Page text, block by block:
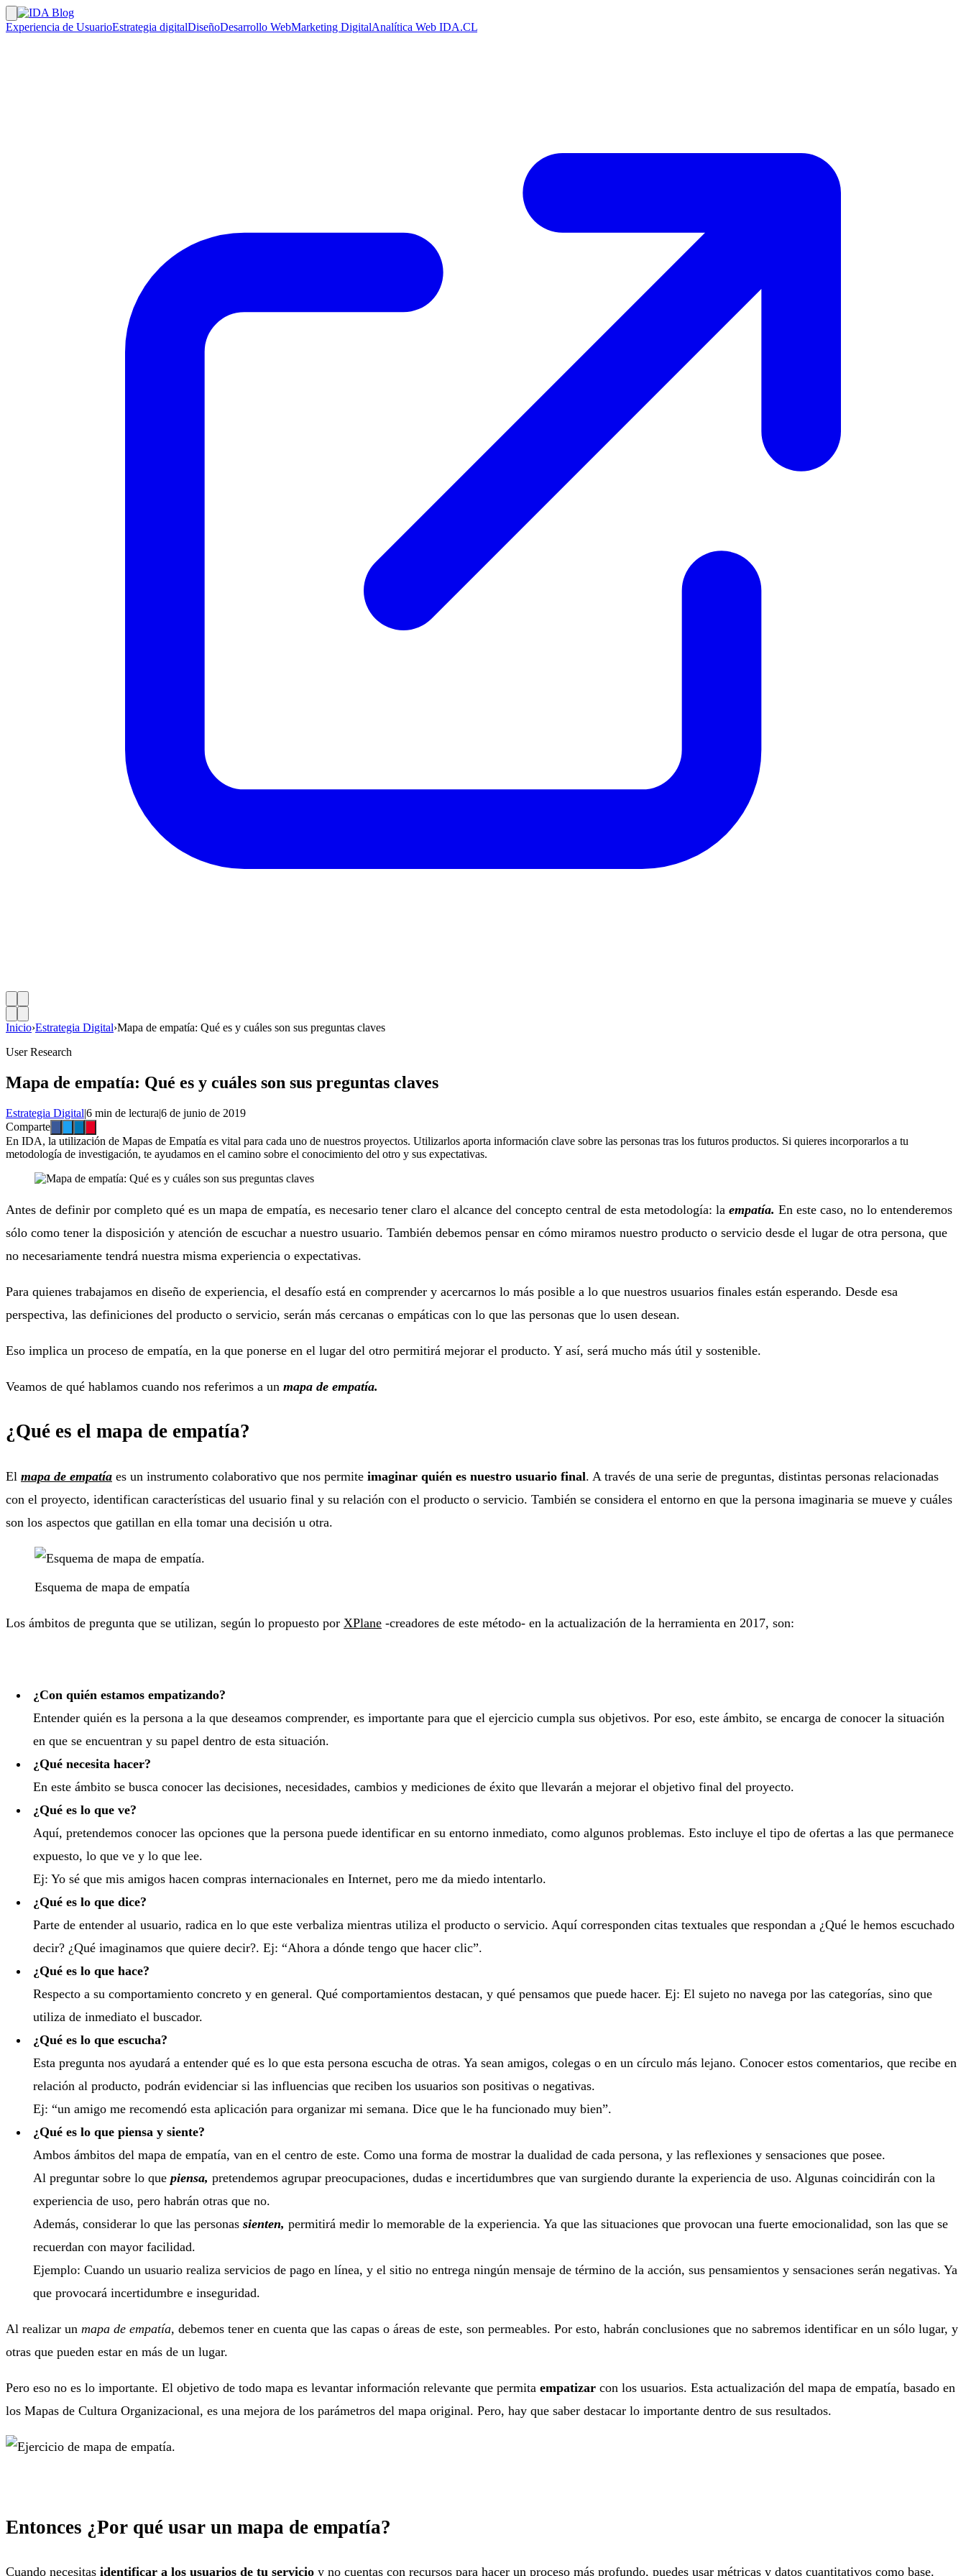
Experiencia de UsuarioEstrategia digitalDiseñoDesarrollo WebMarketing DigitalAnalítica Web IDA.CL
Inicio›Estrategia Digital›Mapa de empatía: Qué es y cuáles son sus preguntas claves
User Research
Mapa de empatía: Qué es y cuáles son sus preguntas claves
Estrategia Digital|6 min de lectura|6 de junio de 2019
Comparte
En IDA, la utilización de Mapas de Empatía es vital para cada uno de nuestros proyectos. Utilizarlos aporta información clave sobre las personas tras los futuros productos. Si quieres incorporarlos a tu
metodología de investigación, te ayudamos en el camino sobre el conocimiento del otro y sus expectativas.
Antes de definir por completo qué es un mapa de empatía, es necesario tener claro el alcance del concepto central de esta metodología: la empatía. En este caso, no lo entenderemos
sólo como tener la disposición y atención de escuchar a nuestro usuario. También debemos pensar en cómo miramos nuestro producto o servicio desde el lugar de otra persona, que
no necesariamente tendrá nuestra misma experiencia o expectativas.
Para quienes trabajamos en diseño de experiencia, el desafío está en comprender y acercarnos lo más posible a lo que nuestros usuarios finales están esperando. Desde esa
perspectiva, las definiciones del producto o servicio, serán más cercanas o empáticas con lo que las personas que lo usen desean.
Eso implica un proceso de empatía, en la que ponerse en el lugar del otro permitirá mejorar el producto. Y así, será mucho más útil y sostenible.
Veamos de qué hablamos cuando nos referimos a un mapa de empatía.
¿Qué es el mapa de empatía?
El mapa de empatía es un instrumento colaborativo que nos permite imaginar quién es nuestro usuario final. A través de una serie de preguntas, distintas personas relacionadas
con el proyecto, identifican características del usuario final y su relación con el producto o servicio. También se considera el entorno en que la persona imaginaria se mueve y cuáles
son los aspectos que gatillan en ella tomar una decisión u otra.
Esquema de mapa de empatía
Los ámbitos de pregunta que se utilizan, según lo propuesto por XPlane -creadores de este método- en la actualización de la herramienta en 2017, son:
¿Con quién estamos empatizando?
Entender quién es la persona a la que deseamos comprender, es importante para que el ejercicio cumpla sus objetivos. Por eso, este ámbito, se encarga de conocer la situación
en que se encuentran y su papel dentro de esta situación.
¿Qué necesita hacer?
En este ámbito se busca conocer las decisiones, necesidades, cambios y mediciones de éxito que llevarán a mejorar el objetivo final del proyecto.
¿Qué es lo que ve?
Aquí, pretendemos conocer las opciones que la persona puede identificar en su entorno inmediato, como algunos problemas. Esto incluye el tipo de ofertas a las que permanece
expuesto, lo que ve y lo que lee.
Ej: Yo sé que mis amigos hacen compras internacionales en Internet, pero me da miedo intentarlo.
¿Qué es lo que dice?
Parte de entender al usuario, radica en lo que este verbaliza mientras utiliza el producto o servicio. Aquí corresponden citas textuales que respondan a ¿Qué le hemos escuchado
decir? ¿Qué imaginamos que quiere decir?.Ej: “Ahora a dónde tengo que hacer clic”.
¿Qué es lo que hace?
Respecto a su comportamiento concreto y en general. Qué comportamientos destacan, y qué pensamos que puede hacer.Ej: El sujeto no navega por las categorías, sino que
utiliza de inmediato el buscador.
¿Qué es lo que escucha?
Esta pregunta nos ayudará a entender qué es lo que esta persona escucha de otras. Ya sean amigos, colegas o en un círculo más lejano. Conocer estos comentarios, que recibe en
relación al producto, podrán evidenciar si las influencias que reciben los usuarios son positivas o negativas.
Ej: “un amigo me recomendó esta aplicación para organizar mi semana. Dice que le ha funcionado muy bien”.
¿Qué es lo que piensa y siente?
Ambos ámbitos del mapa de empatía, van en el centro de este. Como una forma de mostrar la dualidad de cada persona, y las reflexiones y sensaciones que posee.
Al preguntar sobre lo quepiensa,pretendemos agrupar preocupaciones, dudas e incertidumbres que van surgiendo durante la experiencia de uso. Algunas coincidirán con la
experiencia de uso, pero habrán otras que no.
Además, considerar lo que las personassienten,permitirá medir lo memorable de la experiencia. Ya que las situaciones que provocan una fuerte emocionalidad, son las que se
recuerdan con mayor facilidad.
Ejemplo: Cuando un usuario realiza servicios de pago en línea, y el sitio no entrega ningún mensaje de término de la acción, sus pensamientos y sensaciones serán negativas. Ya
que provocará incertidumbre e inseguridad.
Al realizar un mapa de empatía, debemos tener en cuenta que las capas o áreas de este, son permeables. Por esto, habrán conclusiones que no sabremos identificar en un sólo lugar, y
otras que pueden estar en más de un lugar.
Pero eso no es lo importante. El objetivo de todo mapa es levantar información relevante que permita empatizar con los usuarios. Esta actualización del mapa de empatía, basado en
los Mapas de Cultura Organizacional, es una mejora de los parámetros del mapa original. Pero, hay que saber destacar lo importante dentro de sus resultados.
Entonces ¿Por qué usar un mapa de empatía?
Cuando necesitas identificar a los usuarios de tu servicio y no cuentas con recursos para hacer un proceso más profundo, puedes usar métricas y datos cuantitativos como base.